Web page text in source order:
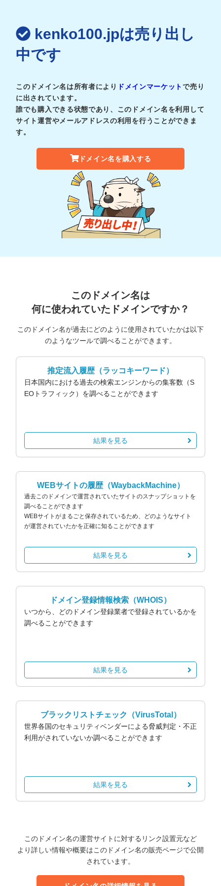
kenko100.jpは売り出し
中です
このドメイン名は所有者により ドメインマーケットで売り
に出されています。
誰でも購入できる状態であり、このドメイン名を利用して
サイト運営やメールアドレスの利用を行うことができま
す。
ドメイン名を購入する
このドメイン名は
何に使われていたドメインですか？
このドメイン名が過去にどのように使用されていたかは以下
のようなツールで調べることができます。
推定流入履歴（ラッコキーワード）
日本国内における過去の検索エンジンからの集客数（S
EOトラフィック）を調べることができます
結果を見る
WEBサイトの履歴（WaybackMachine）
過去このドメインで運営されていたサイトのスナップショットを
調べることができます
WEBサイトがまるごと保存されているため、どのようなサイト
が運営されていたかを正確に知ることができます
結果を見る
ドメイン登録情報検索 （WHOIS）
いつから、どのドメイン登録業者で登録されているかを
調べることができます
結果を見る
ブラックリストチェック （VirusTotal）
世界各国のセキュリティベンダーによる脅威判定・不正
利用がされていないか調べることができます
結果を見る
このドメイン名の運営サイトに対するリンク設置元など
より詳しい情報や概要はこのドメイン名の販売ページで公開
されています。